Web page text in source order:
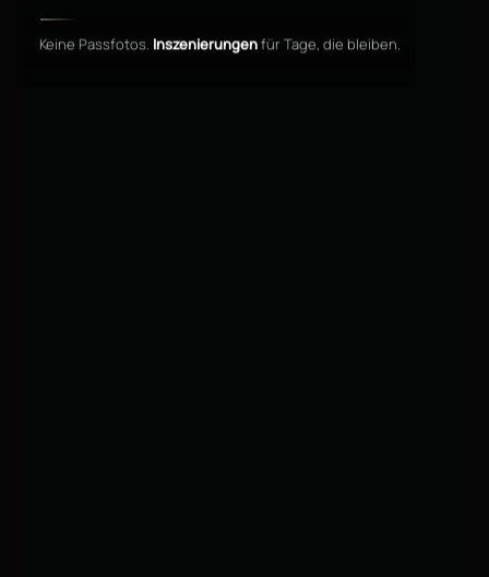
Keine Passfotos. Inszenierungenfür Tage, die bleiben.